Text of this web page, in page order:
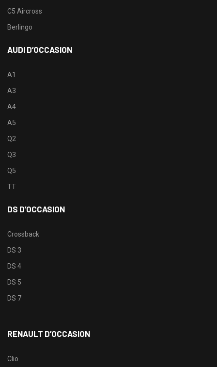
C5 Aircross
Berlingo
AUDI D’OCCASION
A1
A3
A4
A5
Q2
Q3
Q5
TT
DS D’OCCASION
Crossback
DS 3
DS 4
DS 5
DS 7
RENAULT D’OCCASION
Clio